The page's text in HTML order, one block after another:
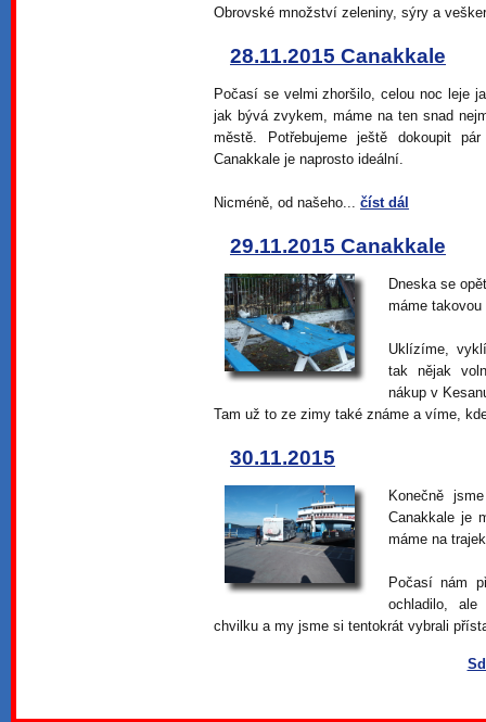
Obrovské množství zeleniny, sýry a
28.11.2015 Canakkale
Počasí se velmi zhoršilo, celou noc leje
jak bývá zvykem, máme na ten snad
městě. Potřebujeme ještě dokoupit
Canakkale je naprosto ideální.
Nicméně, od našeho... číst dál
29.11.2015 Canakkale
Dneska se
máme
Uklízíme,
tak nějak
nákup v
Tam už to ze zimy také známe a víme,
30.11.2015
Konečně
Canakkale je
máme na
Počasí nám
ochladilo,
chvilku a my jsme si tentokrát vybrali